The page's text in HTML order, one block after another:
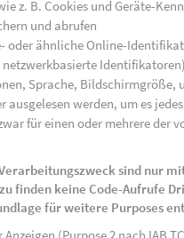
z. B. Cookies und Geräte-
und abrufen
oder ähnliche Online-
Sprache, Bildschirmgröße,
ausgelesen werden, um es
für einen oder mehrere der
sind nur
finden keine Code-Aufrufe
für weitere Purposes